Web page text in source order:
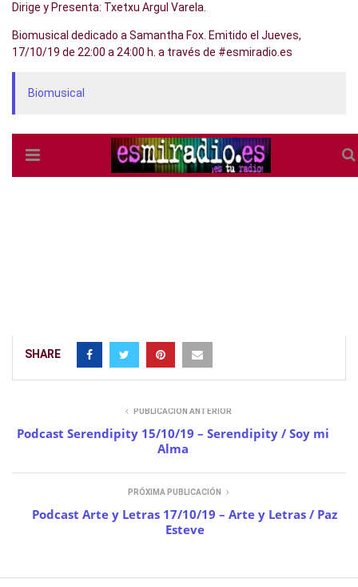
Dirige y Presenta: Txetxu Argul Varela.
Biomusical dedicado a Samantha Fox. Emitido el Jueves,
17/10/19 de 22:00 a 24:00 h. a través de #esmiradio.es
Biomusical
Cada Jueves a las 22h. estrenamos un nuevo programa.
#Biomusical lo puedes escuchar de Lunes a Viernes de 22 a 24 h.
a través de #Internet en https://www.esmiradio.es o también en
SHARE
PUBLICACIÓN ANTERIOR
Podcast Serendipity 15/10/19 – Serendipity / Soy mi
Alma
PRÓXIMA PUBLICACIÓN
Podcast Arte y Letras 17/10/19 – Arte y Letras / Paz
Esteve